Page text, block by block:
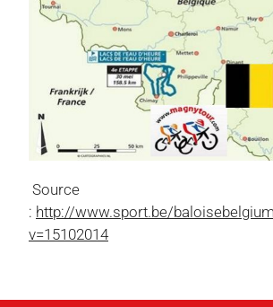
Source
: http://www.sport.be/
v=15102014